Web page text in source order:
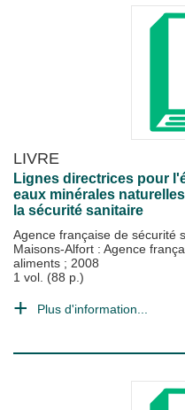
LIVRE
Lignes directrices pour
eaux minérales
la sécurité sanitaire
Agence française de sécurité
Maisons-Alfort : Agence
aliments ; 2008
1 vol. (88 p.)
Plus d'information...